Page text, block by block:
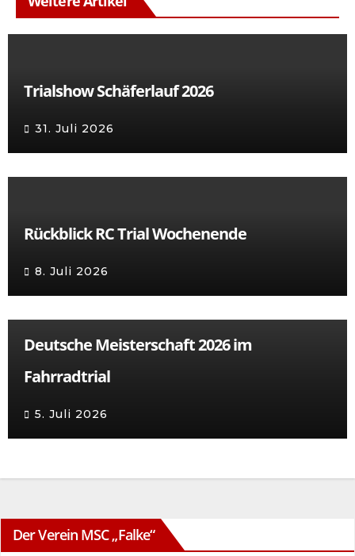
Trialshow Schäferlauf 2026
31. Juli 2026
Rückblick RC Trial Wochenende
8. Juli 2026
Deutsche Meisterschaft 2026 im
Fahrradtrial
5. Juli 2026
Der Verein MSC „Falke“